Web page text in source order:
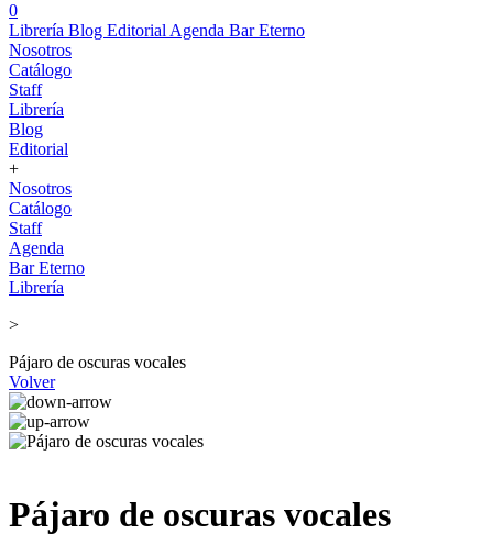
0
Librería Blog Editorial Agenda Bar Eterno
Nosotros
Catálogo
Staff
Librería
Blog
Editorial
+
Nosotros
Catálogo
Staff
Agenda
Bar Eterno
Librería
>
Pájaro de oscuras vocales
Volver
Pájaro de oscuras vocales